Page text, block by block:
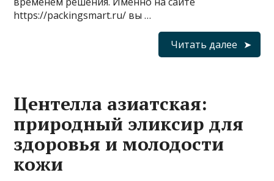
https://packingsmart.ru/ вы …
Читать далее
Центелла азиатская:
природный эликсир для
здоровья и молодости
кожи